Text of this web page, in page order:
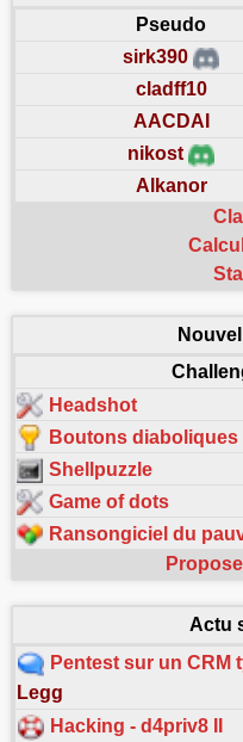
Pseudo
sirk390
cladff10
AACDAI
nikost
Alkanor
Headshot
Boutons diaboliques
Shellpuzzle
Game of dots
Ransongiciel du
Actu
Pentest sur un CRM
Legg
Hacking - d4priv8 II